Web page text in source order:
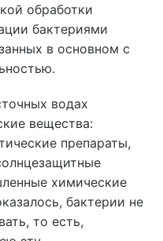
обработки
бактериями
в основном с
водах
вещества:
препараты,
химические
бактерии не
то есть,